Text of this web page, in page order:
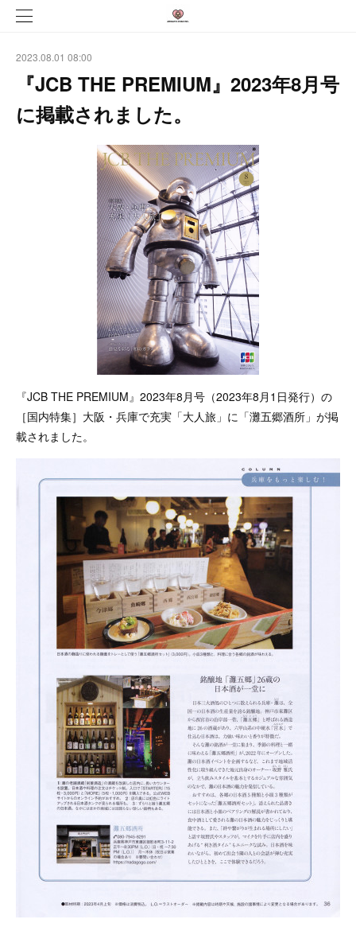
2023.08.01 08:00
『JCB THE PREMIUM』2023年8月号
に掲載されました。
『JCB THE PREMIUM』2023年8月号（2023年8月1日発行）の
［国内特集］大阪・兵庫で充実「大人旅」に「灘五郷酒所」が掲
載されました。